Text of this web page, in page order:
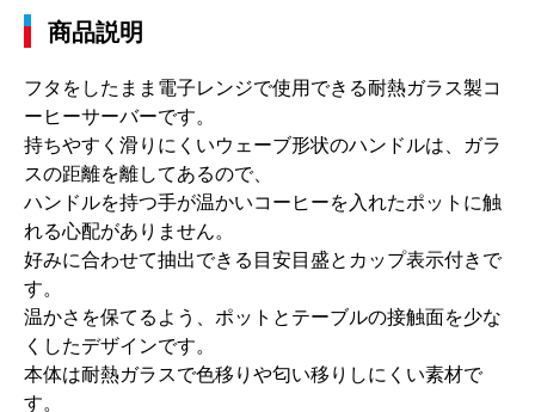
商品説明
フタをしたまま電子レンジで使用できる耐熱ガラス製コ
ーヒーサーバーです。
持ちやすく滑りにくいウェーブ形状のハンドルは、ガラ
スの距離を離してあるので、
ハンドルを持つ手が温かいコーヒーを入れたポットに触
れる心配がありません。
好みに合わせて抽出できる目安目盛とカップ表示付きで
す。
温かさを保てるよう、ポットとテーブルの接触面を少な
くしたデザインです。
本体は耐熱ガラスで色移りや匂い移りしにくい素材で
す。